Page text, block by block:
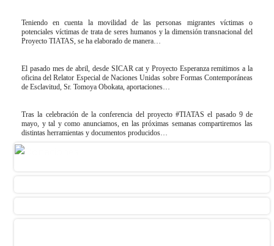
Teniendo en cuenta la movilidad de las personas migrantes víctimas o
potenciales víctimas de trata de seres humanos y la dimensión transnacional del
Proyecto TIATAS, se ha elaborado de manera…
El pasado mes de abril, desde SICAR cat y Proyecto Esperanza remitimos a la
oficina del Relator Especial de Naciones Unidas sobre Formas Contemporáneas
de Esclavitud, Sr. Tomoya Obokata, aportaciones…
Tras la celebración de la conferencia del proyecto #TIATAS el pasado 9 de
mayo, y tal y como anunciamos, en las próximas semanas compartiremos las
distintas herramientas y documentos producidos…